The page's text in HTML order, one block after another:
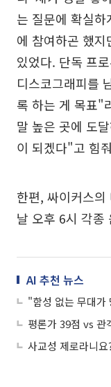
는 질문에 확실
에 참여하곤 했
있었다. 단독 프
디스코그래피를
록 하는 게 목표"
말 높은 곳에 도
이 되겠다"고 힘
한편, 싸이커스
날 오후 6시 각종
AI 추천 뉴스
평론가 39점 vs
사교성 제로라니